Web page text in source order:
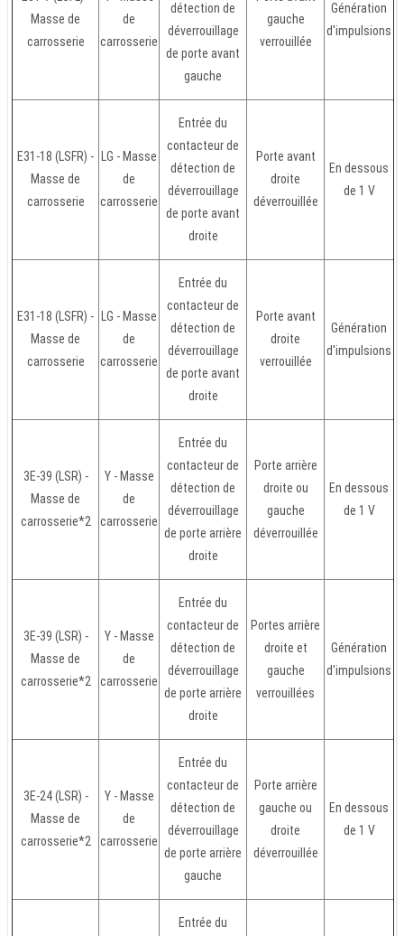
Masse de
carrosserie
de
carrosserie
détection de
déverrouillage
de porte avant
gauche
gauche
verrouillée
Génération
d'impulsions
E31-18 (LSFR) -
Masse de
carrosserie
LG - Masse
de
carrosserie
Entrée du
contacteur de
détection de
déverrouillage
de porte avant
droite
Porte avant
droite
déverrouillée
En dessous
de 1 V
E31-18 (LSFR) -
Masse de
carrosserie
LG - Masse
de
carrosserie
Entrée du
contacteur de
détection de
déverrouillage
de porte avant
droite
Porte avant
droite
verrouillée
Génération
d'impulsions
3E-39 (LSR) -
Masse de
carrosserie*2
Y - Masse
de
carrosserie
Entrée du
contacteur de
détection de
déverrouillage
de porte arrière
droite
Porte arrière
droite ou
gauche
déverrouillée
En dessous
de 1 V
3E-39 (LSR) -
Masse de
carrosserie*2
Y - Masse
de
carrosserie
Entrée du
contacteur de
détection de
déverrouillage
de porte arrière
droite
Portes arrière
droite et
gauche
verrouillées
Génération
d'impulsions
3E-24 (LSR) -
Masse de
carrosserie*2
Y - Masse
de
carrosserie
Entrée du
contacteur de
détection de
déverrouillage
de porte arrière
gauche
Porte arrière
gauche ou
droite
déverrouillée
En dessous
de 1 V
Entrée du